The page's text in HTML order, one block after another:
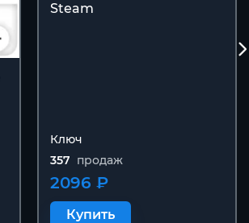
Steam
Ключ
357 продаж
2096 ₽
Купить